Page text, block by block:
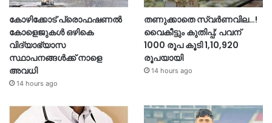
കോഴിക്കോട് പ്രൊഫഷണൽ
കോളെജുകൾ ഒഴികെ
വിദ്യാഭ്യാസ
സ്ഥാപനങ്ങൾക്ക് നാളെ
അവധി
14 hours ago
തണുക്കാതെ സ്വർണവില…!
വൈകീട്ടും കുതിപ്പ്; പവന്
1000 രൂപ കൂടി 1,10,920
രൂപയായി
14 hours ago